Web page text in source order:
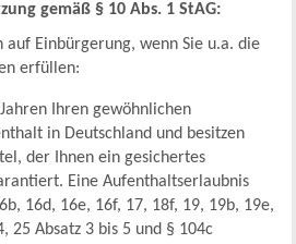
gemäß § 10 Abs. 1 StAG:
auf Einbürgerung, wenn Sie u.a. die
erfüllen:
Ihren gewöhnlichen
in Deutschland und besitzen
der Ihnen ein gesichertes
Eine Aufenthaltserlaubnis
16d, 16e, 16f, 17, 18f, 19, 19b, 19e,
25 Absatz 3 bis 5 und § 104c